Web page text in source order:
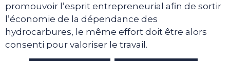
promouvoir l’esprit entrepreneurial afin de sortir
l’économie de la dépendance des
hydrocarbures, le même effort doit être alors
consenti pour valoriser le travail.